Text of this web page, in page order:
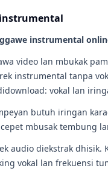
instrumental
video lan mbukak
instrumental tanpa
vokal lan
butuh iringan
mbusak tembung
audio diekstrak
vokal lan frekuensi